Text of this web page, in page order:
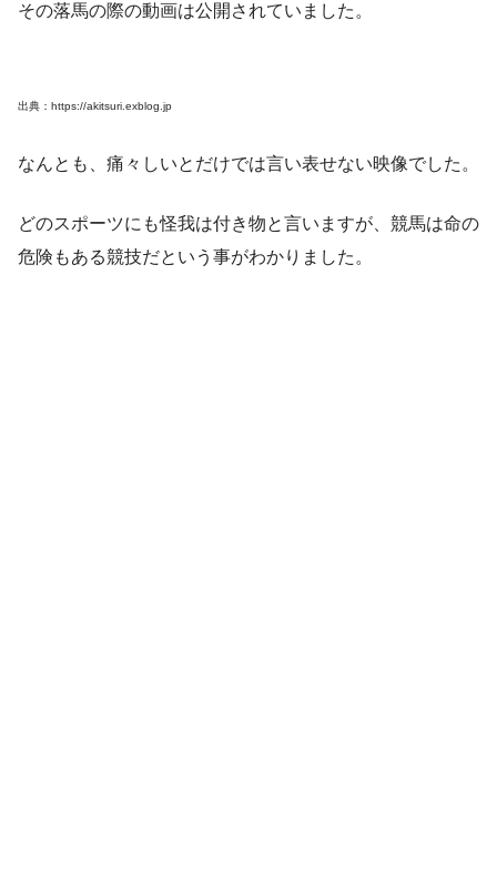
その落馬の際の動画は公開されていました。
出典：https://akitsuri.exblog.jp
なんとも、痛々しいとだけでは言い表せない映像でした。
どのスポーツにも怪我は付き物と言いますが、競馬は命の
危険もある競技だという事がわかりました。